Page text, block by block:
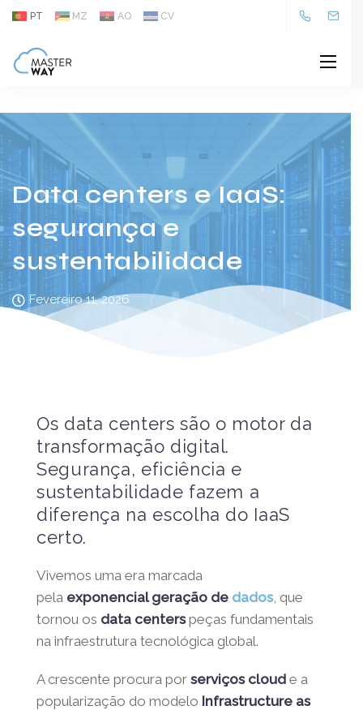
Os data centers são o motor da transformação digital.
escolha do IaaS certo.
PT MZ AO CV
Data centers e IaaS:
segurança e
sustentabilidade
Fevereiro 11, 2026
Os data centers são o motor da
transformação digital.
Segurança, eficiência e
sustentabilidade fazem a
diferença na escolha do IaaS
certo.
Vivemos uma era marcada
pela exponencial geração de dados, que
tornou os data centerspeças fundamentais
na infraestrutura tecnológica global.
A crescente procura por serviços cloud e a
popularização do modelo Infrastructure as